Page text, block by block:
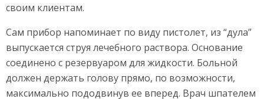
своим клиентам.
Сам прибор напоминает по виду пистолет, из “дула”
выпускается струя лечебного раствора. Основание
соединено с резервуаром для жидкости. Больной
должен держать голову прямо, по возможности,
максимально пододвинув ее вперед. Врач шпателем